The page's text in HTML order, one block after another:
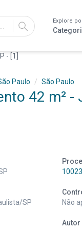
IR
Explore
Paulo São Paulo
42 m² -
SP
Não
Autor